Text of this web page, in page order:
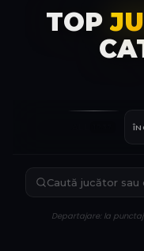
TOP
Departajare: la